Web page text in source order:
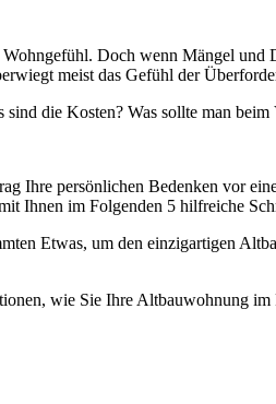
Doch wenn Mängel und
meist das Gefühl der
die Kosten? Was sollte man beim
Ihre persönlichen Bedenken vor
Ihnen im Folgenden 5 hilfreiche
Etwas, um den einzigartigen
wie Sie Ihre Altbauwohnung im